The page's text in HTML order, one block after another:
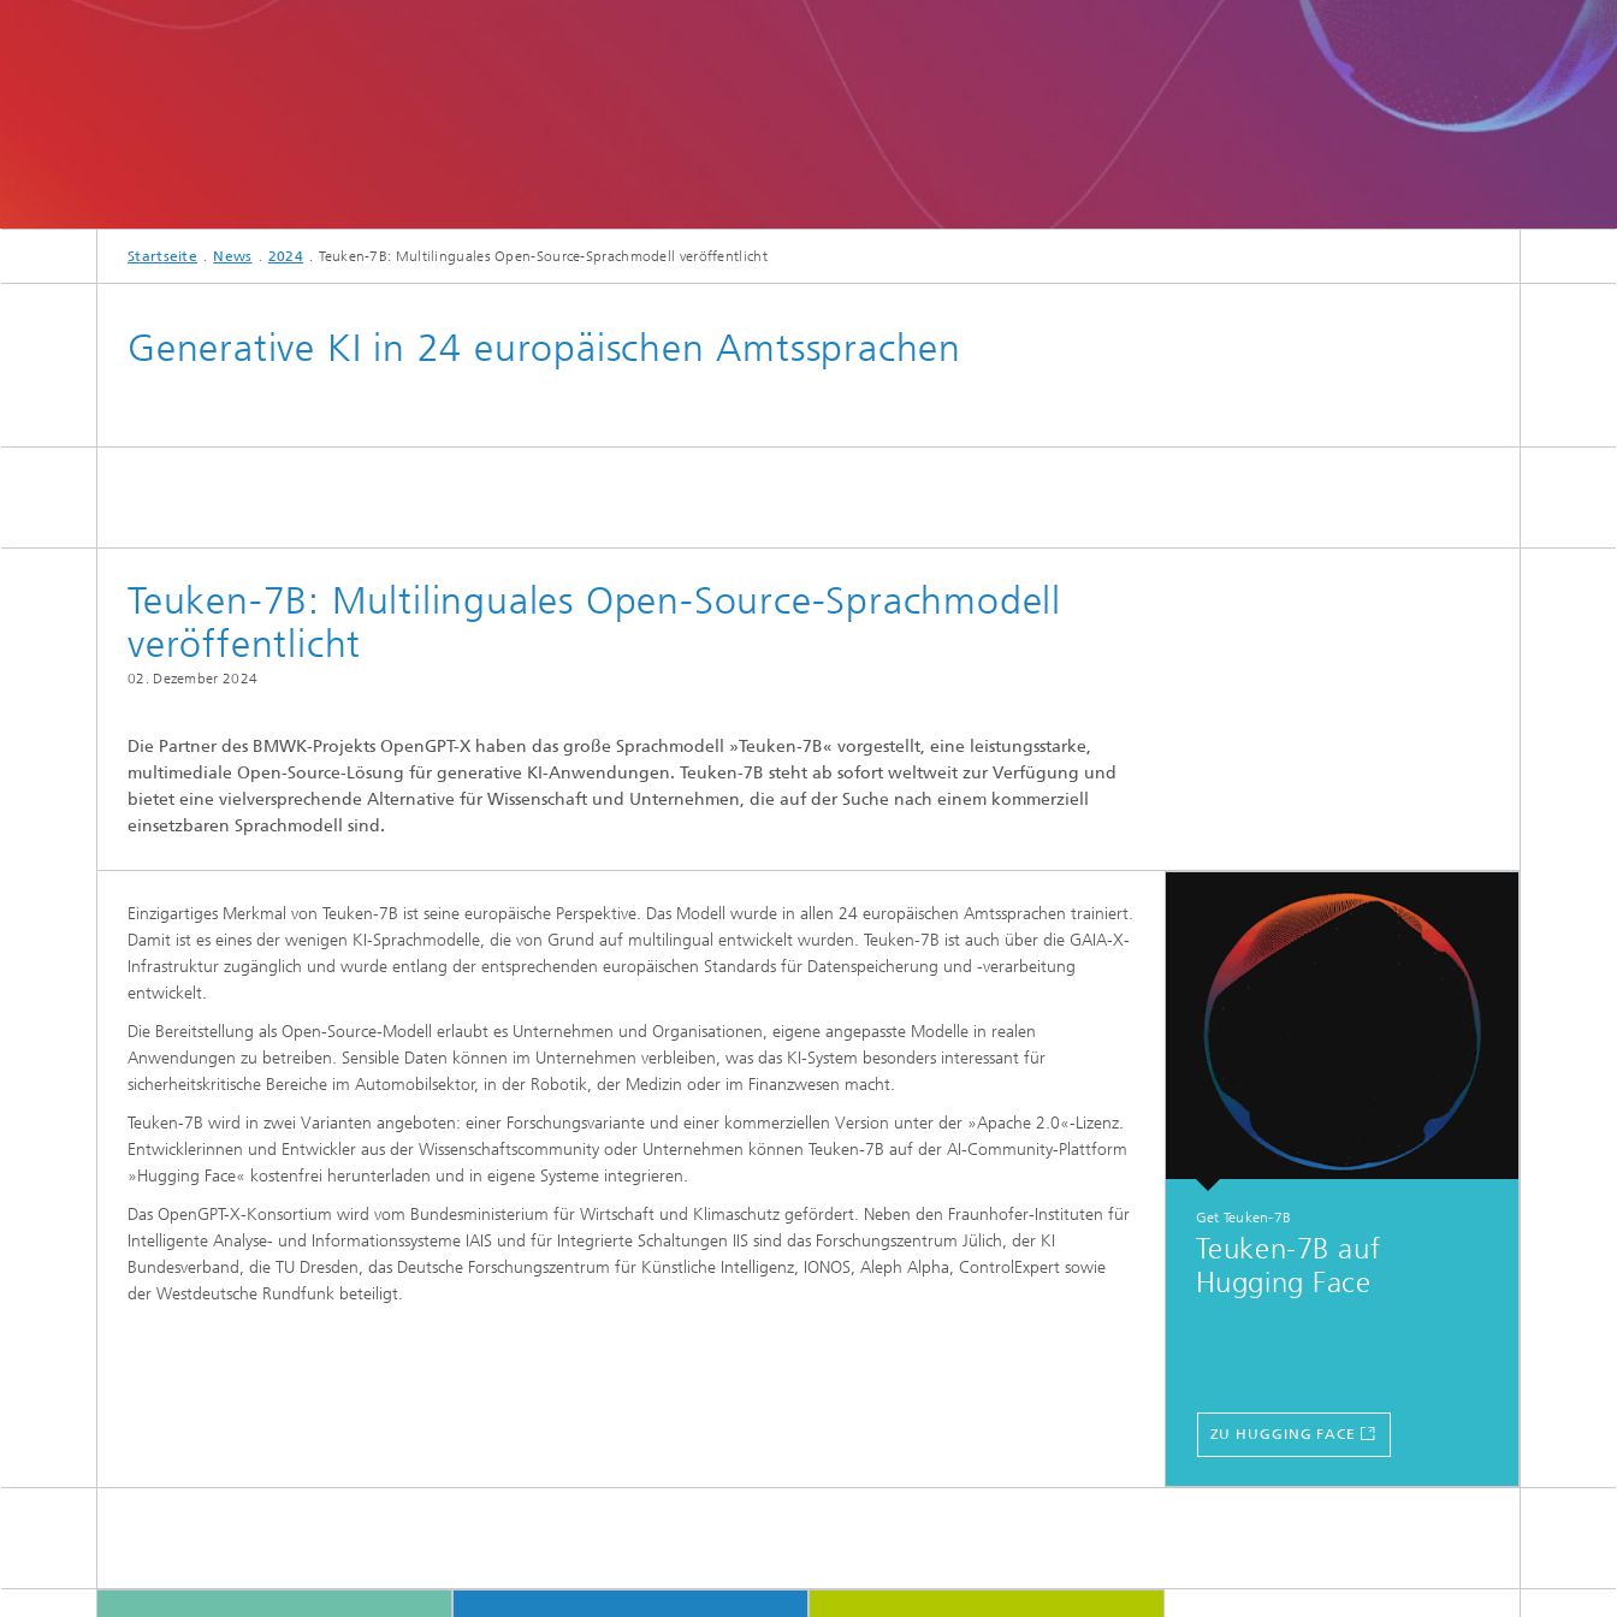
Startseite News 2024 Teuken-7B: Multilinguales Open-Source-Sprachmodell veröffentlicht
Generative KI in 24 europäischen Amtssprachen
Teuken-7B: Multilinguales Open-Source-Sprachmodell
veröffentlicht
02. Dezember 2024
Die Partner des BMWK-Projekts OpenGPT-X haben das große Sprachmodell »Teuken-7B« vorgestellt, eine leistungsstarke,
multimediale Open-Source-Lösung für generative KI-Anwendungen. Teuken-7B steht ab sofort weltweit zur Verfügung und
bietet eine vielversprechende Alternative für Wissenschaft und Unternehmen, die auf der Suche nach einem kommerziell
einsetzbaren Sprachmodell sind.
Einzigartiges Merkmal von Teuken-7B ist seine europäische Perspektive. Das Modell wurde in allen 24 europäischen Amtssprachen trainiert.
Damit ist es eines der wenigen KI-Sprachmodelle, die von Grund auf multilingual entwickelt wurden. Teuken-7B ist auch über die GAIA-X-
Infrastruktur zugänglich und wurde entlang der entsprechenden europäischen Standards für Datenspeicherung und -verarbeitung
entwickelt.
Die Bereitstellung als Open-Source-Modell erlaubt es Unternehmen und Organisationen, eigene angepasste Modelle in realen
Anwendungen zu betreiben. Sensible Daten können im Unternehmen verbleiben, was das KI-System besonders interessant für
sicherheitskritische Bereiche im Automobilsektor, in der Robotik, der Medizin oder im Finanzwesen macht.
Teuken-7B wird in zwei Varianten angeboten: einer Forschungsvariante und einer kommerziellen Version unter der »Apache 2.0«-Lizenz.
Entwicklerinnen und Entwickler aus der Wissenschaftscommunity oder Unternehmen können Teuken-7B auf der AI-Community-Plattform
»Hugging Face« kostenfrei herunterladen und in eigene Systeme integrieren.
Das OpenGPT-X-Konsortium wird vom Bundesministerium für Wirtschaft und Klimaschutz gefördert. Neben den Fraunhofer-Instituten für
Intelligente Analyse- und Informationssysteme IAIS und für Integrierte Schaltungen IIS sind das Forschungszentrum Jülich, der KI
Bundesverband, die TU Dresden, das Deutsche Forschungszentrum für Künstliche Intelligenz, IONOS, Aleph Alpha, ControlExpert sowie
der Westdeutsche Rundfunk beteiligt.
Get Teuken-7B
Teuken-7B auf
Hugging Face
ZU HUGGING FACE